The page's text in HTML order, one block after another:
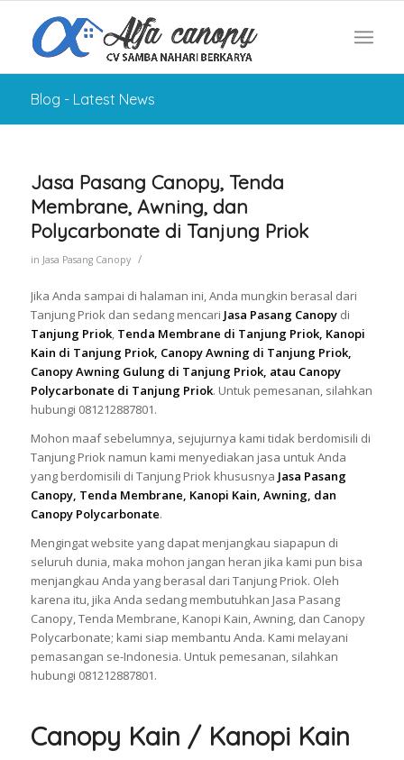
Blog - Latest News
Jasa Pasang Canopy, Tenda
Membrane, Awning, dan
Polycarbonate di Tanjung Priok
in Jasa Pasang Canopy /
Jika Anda sampai di halaman ini, Anda mungkin berasal dari
Tanjung Priok dan sedang mencari Jasa Pasang Canopy di
Tanjung Priok, Tenda Membrane di Tanjung Priok, Kanopi
Kain di Tanjung Priok, Canopy Awning di Tanjung Priok,
Canopy Awning Gulung di Tanjung Priok, atau Canopy
Polycarbonate di Tanjung Priok. Untuk pemesanan, silahkan
hubungi 081212887801.
Mohon maaf sebelumnya, sejujurnya kami tidak berdomisili di
Tanjung Priok namun kami menyediakan jasa untuk Anda
yang berdomisili di Tanjung Priok khususnya Jasa Pasang
Canopy, Tenda Membrane, Kanopi Kain, Awning, dan
Canopy Polycarbonate.
Mengingat website yang dapat menjangkau siapapun di
seluruh dunia, maka mohon jangan heran jika kami pun bisa
menjangkau Anda yang berasal dari Tanjung Priok. Oleh
karena itu, jika Anda sedang membutuhkan Jasa Pasang
Canopy, Tenda Membrane, Kanopi Kain, Awning, dan Canopy
Polycarbonate; kami siap membantu Anda. Kami melayani
pemasangan se-Indonesia. Untuk pemesanan, silahkan
hubungi 081212887801.
Canopy Kain / Kanopi Kain